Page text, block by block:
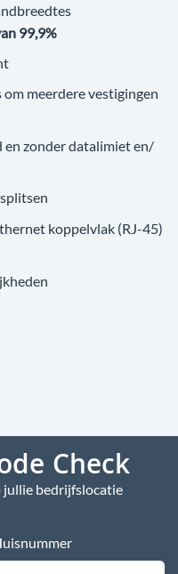
99,9%
meerdere vestigingen
zonder datalimiet en/
koppelvlak (RJ-45)
Check
jullie bedrijfslocatie